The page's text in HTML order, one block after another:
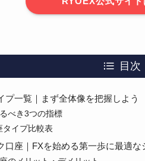
目次
プ一覧｜まず全体像を把握しよう
べき3つの指標
タイプ比較表
口座｜FXを始める第一歩に最適な